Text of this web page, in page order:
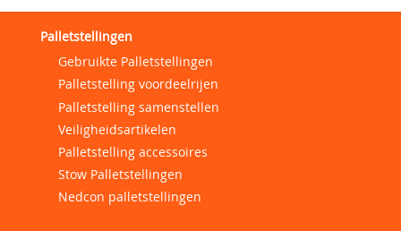
Palletstellingen
Gebruikte Palletstellingen
Palletstelling voordeelrijen
Palletstelling samenstellen
Veiligheidsartikelen
Palletstelling accessoires
Stow Palletstellingen
Nedcon palletstellingen